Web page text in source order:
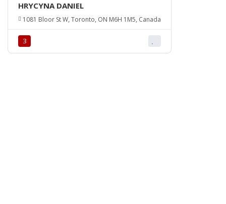
HRYCYNA DANIEL
1081 Bloor St W, Toronto, ON M6H 1M5, Canada
З